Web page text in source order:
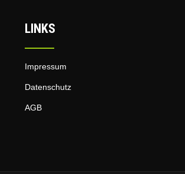
LINKS
Impressum
Datenschutz
AGB